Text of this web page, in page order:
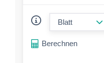
Berechnen